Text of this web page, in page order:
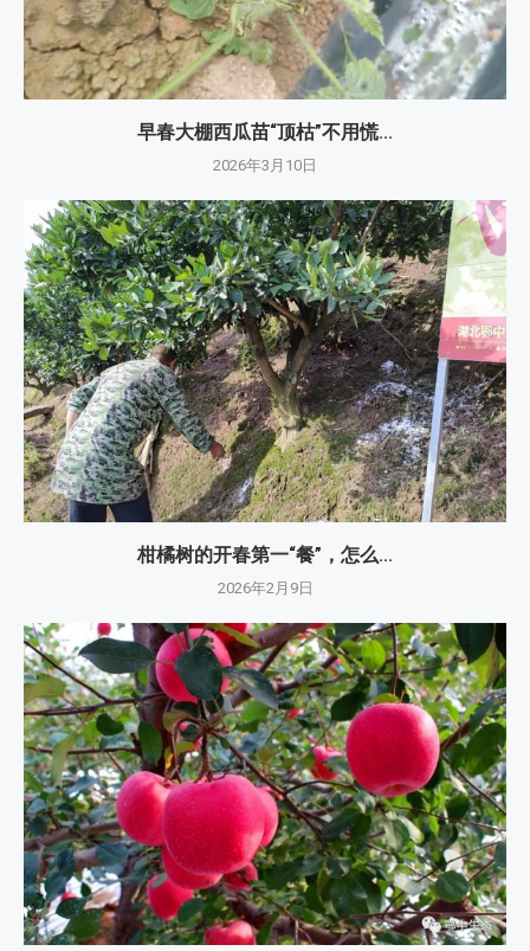
早春大棚西瓜苗“顶枯”不用慌...
2026年3月10日
柑橘树的开春第一“餐”，怎么...
2026年2月9日